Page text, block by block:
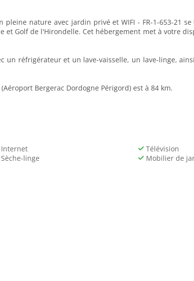
nature avec jardin privé et WIFI - FR-1-653-21 se
et Golf de l'Hirondelle. Cet hébergement met à votre
un réfrigérateur et un lave-vaisselle, un lave-linge,
Bergerac Dordogne Périgord) est à 84 km.
Internet
Télévision
Sèche-linge Mobilier de